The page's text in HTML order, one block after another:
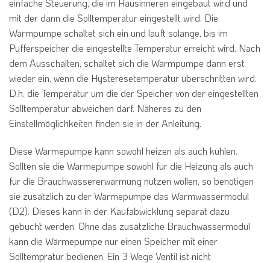
einfache Steuerung, die im Hausinneren eingebaut wird und
mit der dann die Solltemperatur eingestellt wird. Die
Wärmpumpe schaltet sich ein und läuft solange, bis im
Pufferspeicher die eingestellte Temperatur erreicht wird. Nach
dem Ausschalten, schaltet sich die Wärmpumpe dann erst
wieder ein, wenn die Hysteresetemperatur überschritten wird.
D.h. die Temperatur um die der Speicher von der eingestellten
Solltemperatur abweichen darf. Näheres zu den
Einstellmöglichkeiten finden sie in der Anleitung.
Diese Wärmepumpe kann sowohl heizen als auch kühlen.
Sollten sie die Wärmepumpe sowohl für die Heizung als auch
für die Brauchwassererwärmung nutzen wollen, so benötigen
sie zusätzlich zu der Wärmepumpe das Warmwassermodul
(D2). Dieses kann in der Kaufabwicklung separat dazu
gebucht werden. Ohne das zusätzliche Brauchwassermodul
kann die Wärmepumpe nur einen Speicher mit einer
Solltempratur bedienen. Ein 3 Wege Ventil ist nicht